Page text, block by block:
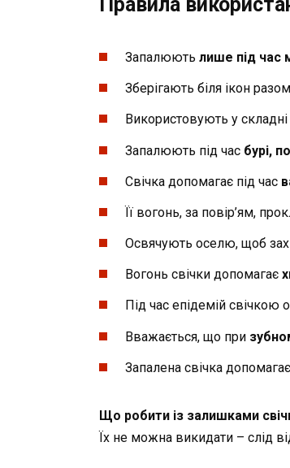
Запалюють лише під час
Зберігають біля ікон
Використовують у
Запалюють під час бурі,
Свічка допомагає під час
Її вогонь, за повір’ям,
Освячують оселю, щоб
Вогонь свічки допомагає
Під час епідемій
Вважається, що при
Запалена свічка допомагає
Що робити із залишками
Їх не можна викидати – слід